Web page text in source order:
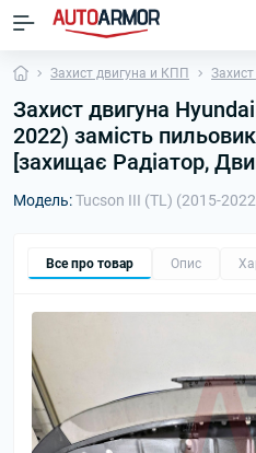
Захист двигуна и КПП
Захист двигуна
2022) замість
[захищає Радіатор,
Модель:Tucson III (TL) (2015-
Все про товар Опис